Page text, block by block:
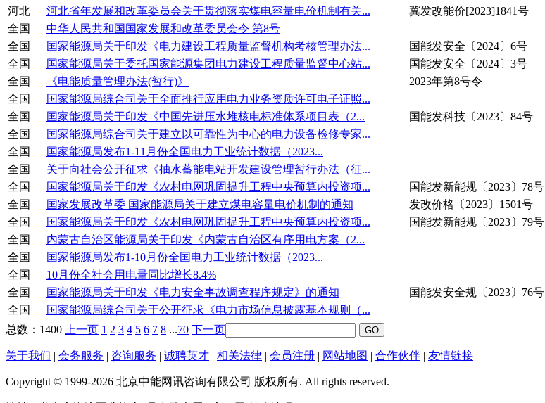
河北
河北省年发展和改革委员会关于贯彻落实煤电容量电价机制有关... 冀发改能价[2023]1841号
全国
中华人民共和国国家发展和改革委员会令 第8号
全国
国家能源局关于印发《电力建设工程质量监督机构考核管理办法... 国能发安全〔2024〕6号
全国
国家能源局关于委托国家能源集团电力建设工程质量监督中心站... 国能发安全〔2024〕3号
全国
《电能质量管理办法(暂行)》 2023年第8号令
全国
国家能源局综合司关于全面推行应用电力业务资质许可电子证照...
全国
国家能源局关于印发《中国先进压水堆核电标准体系项目表（2... 国能发科技〔2023〕84号
全国
国家能源局综合司关于建立以可靠性为中心的电力设备检修专家...
全国
国家能源局发布1-11月份全国电力工业统计数据（2023...
全国
关于向社会公开征求《抽水蓄能电站开发建设管理暂行办法（征...
全国
国家能源局关于印发《农村电网巩固提升工程中央预算内投资项... 国能发新能规〔2023〕78号
全国
国家发展改革委 国家能源局关于建立煤电容量电价机制的通知 发改价格〔2023〕1501号
全国
国家能源局关于印发《农村电网巩固提升工程中央预算内投资项... 国能发新能规〔2023〕79号
全国
内蒙古自治区能源局关于印发《内蒙古自治区有序用电方案（2...
全国
国家能源局发布1-10月份全国电力工业统计数据（2023...
全国
10月份全社会用电量同比增长8.4%
全国
国家能源局关于印发《电力安全事故调查程序规定》的通知 国能发安全规〔2023〕76号
全国
国家能源局综合司关于公开征求《电力市场信息披露基本规则（...
总数：1400
上一页 1 2 3 4 5 6 7 8 ...70 下一页
关于我们 | 会务服务 | 咨询服务 | 诚聘英才 | 相关法律 | 会员注册 | 网站地图 | 合作伙伴 | 友情链接
Copyright © 1999-2026 北京中能网讯咨询有限公司 版权所有. All rights reserved.